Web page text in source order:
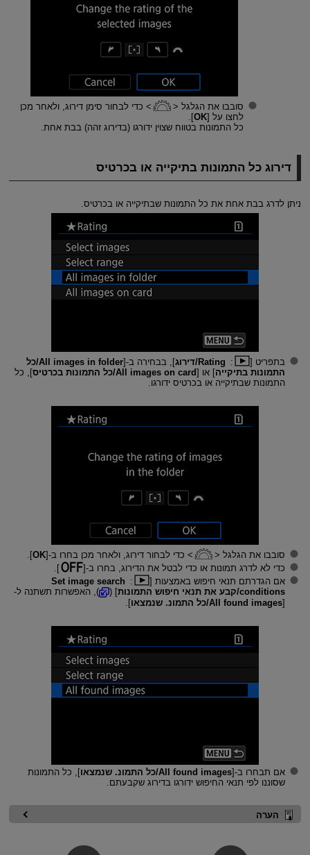
סובבו את הגלגל
כדי לבחור סימן דירוג, ולאחר מכן
לחצו על [OK
].
כל התמונות בטווח שצוין ידורגו (בדירוג זהה) בבת אחת.
דירוג כל התמונות בתיקייה או בכרטיס
ניתן לדרג בבת אחת את כל התמונות שבתיקייה או בכרטיס.
בתפריט [ : Rating/דירוג ], בבחירה ב-[
All images in folder/כל
התמונות בתיקייה] או [All images on card/כל התמונות בכרטיס
], כל
התמונות שבתיקייה או בכרטיס ידורגו.
סובבו את הגלגל כדי לבחור דירוג, ולאחר מכן בחרו ב-[OK
].
כדי לא לדרג תמונות או כדי לבטל את הדירוג, בחרו ב-[
].
אם הגדרתם תנאי חיפוש באמצעות [
:
Set image search
conditions/קבע את תנאי חיפוש התמונות
] (
), האפשרות תשתנה ל-
[All found images/כל התמונ. שנמצאו ].
אם תבחרו ב-[All found images/כל התמונ. שנמצאו
], כל התמונות
שסוננו לפי תנאי החיפוש ידורגו בדירוג שקבעתם.
הערה